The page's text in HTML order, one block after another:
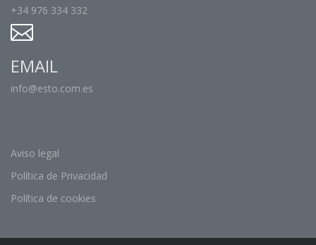
+34 976 334 332
EMAIL
info@esto.com.es
Aviso legal
Política de Privacidad
Política de cookies